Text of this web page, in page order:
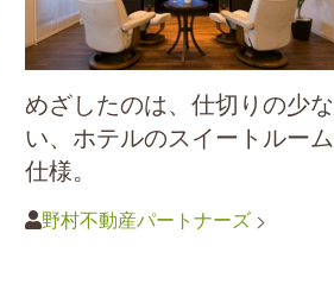
めざしたのは、仕切りの少な
い、ホテルのスイートルーム
仕様。
野村不動産パートナーズ